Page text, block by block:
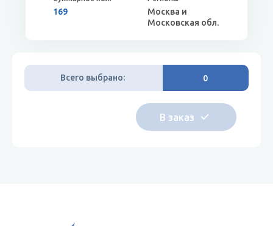
169
Москва и
Московская обл.
Всего выбрано: 0